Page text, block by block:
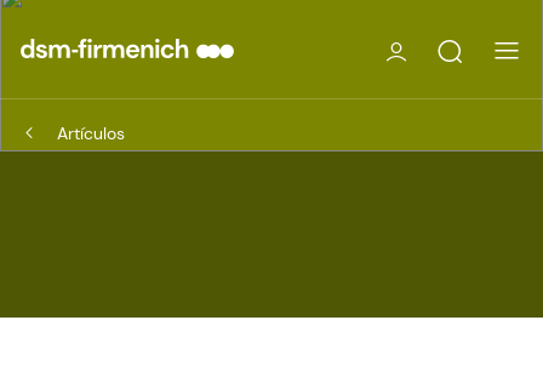
Artículos